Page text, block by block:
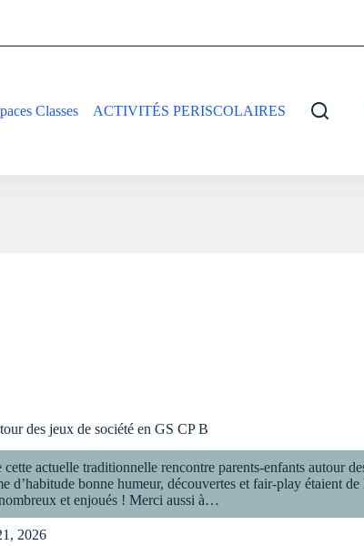
Classes ACTIVITÉS PERISCOLAIRES
des jeux de société en GS CP B
actuelle traditionnelle rencontre parents-enfants autour
d’habitude bonne humeur, découvertes et fair-play étaient
et enjoués ! Merci aussi à…
2026